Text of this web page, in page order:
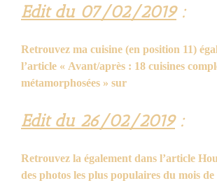
Edit du 07/02/2019:
Retrouvez ma cuisine (en position 11)
l’article « Avant/après : 18 cuisines
métamorphosées » sur
Edit du 26/02/2019:
Retrouvez la également dans l’article
des photos les plus populaires du mois